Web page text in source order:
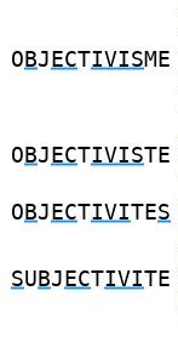
O BJ ECTIVISME
O BJ ECTIVISTE
O BJ ECTIVITES
SU BJ ECTIVITE